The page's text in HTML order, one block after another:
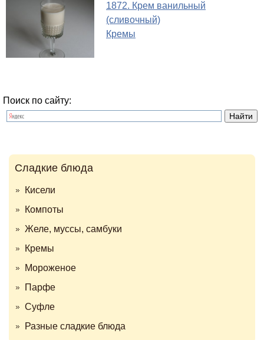
1872. Крем ванильный
(сливочный)
Кремы
Поиск по сайту:
Сладкие блюда
Кисели
Компоты
Желе, муссы, самбуки
Кремы
Мороженое
Парфе
Суфле
Разные сладкие блюда